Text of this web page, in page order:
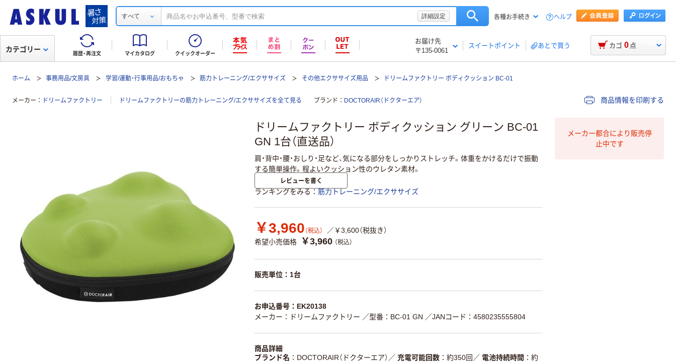
すべて 詳細設定 各種お手続き ヘルプ
履歴・再注文 マイカタログ クイックオーダー
お届け先
〒135-0061
スイートポイント あとで買う
カテゴリー カゴ 0 点
ホーム 事務用品/文房具 学習/運動・行事用品/おもちゃ 筋力トレーニング/エクササイズ その他エクササイズ用品 ドリームファクトリー ボディクッション BC-01
メーカー ドリームファクトリー ドリームファクトリーの筋力トレーニング/エクササイズを全て見る ブランド DOCTORAIR（ドクターエア） 商品情報を印刷する
ドリームファクトリー ボディクッション グリーン BC-01
GN 1台（直送品）
肩・背中・腰・おしり・足など、気になる部分をしっかりストレッチ。体重をかけるだけで振動
する簡単操作。程よいクッション性のウレタン素材。
レビューを書く
ランキングをみる 筋力トレーニング/エクササイズ
￥3,960 （税込）
／￥3,600（税抜き）
希望小売価格
￥3,960 （税込）
販売単位：1台
お申込番号：EK20138
メーカー：ドリームファクトリー ／型番：BC-01 GN ／JANコード：4580235555804
商品詳細
ブランド名
DOCTORAIR（ドクターエア） ／ 充電可能回数 約350回 ／ 電池持続時間
約
メーカー都合により販売停
止中です